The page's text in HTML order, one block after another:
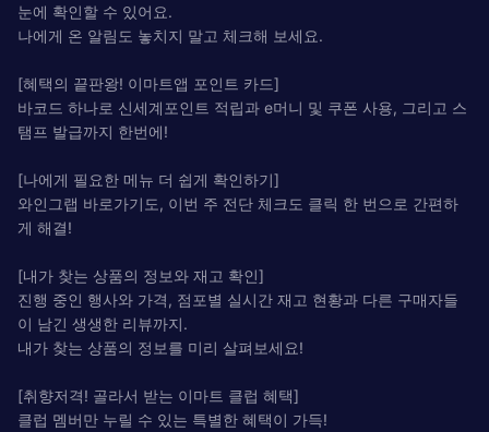
눈에 확인할 수 있어요.
나에게 온 알림도 놓치지 말고 체크해 보세요.
[혜택의 끝판왕! 이마트앱 포인트 카드]
바코드 하나로 신세계포인트 적립과 e머니 및 쿠폰 사용, 그리고 스
탬프 발급까지 한번에!
[나에게 필요한 메뉴 더 쉽게 확인하기]
와인그랩 바로가기도, 이번 주 전단 체크도 클릭 한 번으로 간편하
게 해결!
[내가 찾는 상품의 정보와 재고 확인]
진행 중인 행사와 가격, 점포별 실시간 재고 현황과 다른 구매자들
이 남긴 생생한 리뷰까지.
내가 찾는 상품의 정보를 미리 살펴보세요!
[취향저격! 골라서 받는 이마트 클럽 혜택]
클럽 멤버만 누릴 수 있는 특별한 혜택이 가득!